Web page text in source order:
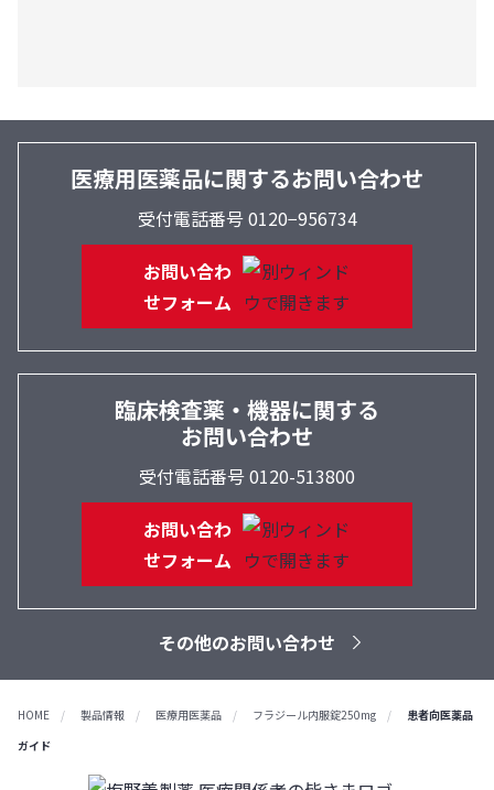
医療用医薬品に関するお問い合わせ
受付電話番号 0120−956734
お問い合わ
せフォーム
臨床検査薬・機器に関する
お問い合わせ
受付電話番号 0120-513800
お問い合わ
せフォーム
その他のお問い合わせ
HOME 製品情報 医療用医薬品 フラジール内服錠250mg
患者向医薬品
ガイド